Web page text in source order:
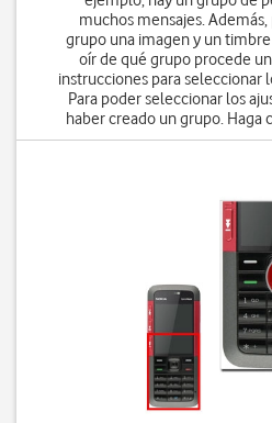
muchos mensajes.
grupo una imagen y un
oír de qué grupo procede
instrucciones para seleccionar
Para poder seleccionar los
haber creado un grupo. Haga